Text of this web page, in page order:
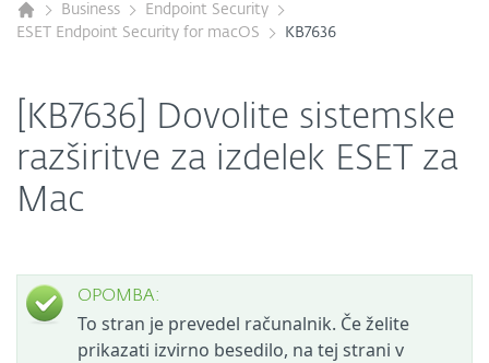
Business
Endpoint Security
ESET Endpoint Security for macOS
KB7636
[KB7636] Dovolite sistemske
razširitve za izdelek ESET za
Mac
OPOMBA:
To stran je prevedel računalnik. Če želite
prikazati izvirno besedilo, na tej strani v